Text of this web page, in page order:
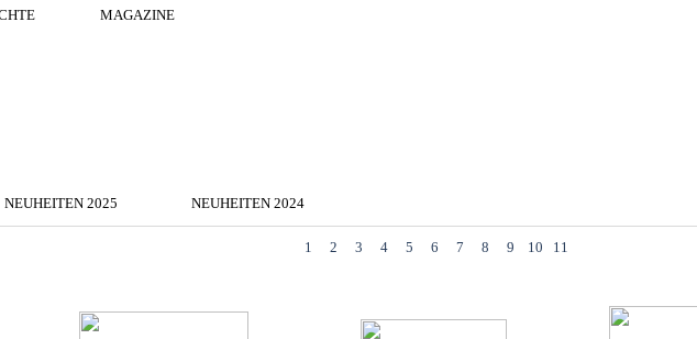
MAGAZINE
▼
NEUHEITEN 2025 ▼
NEUHEITEN 2024
1 2 3 4 5 6 7 8 9 10 11